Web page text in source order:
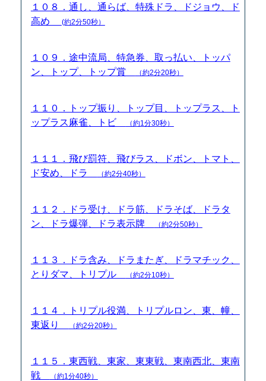
１０８．通し、通らば、特殊ドラ、ドジョウ、ド
高め
(約2分50秒）
１０９．途中流局、特急券、取っ払い、トッパ
ン、トップ、トップ賞
（約2分20秒）
１１０．トップ振り、トップ目、トップラス、ト
ップラス麻雀、トビ
（約1分30秒）
１１１．飛び罰符、飛びラス、ドボン、トマト、
ド安め、ドラ
（約2分40秒）
１１２．ドラ受け、ドラ筋、ドラそば、ドラタ
ン、ドラ爆弾、ドラ表示牌
（約2分50秒）
１１３．ドラ含み、ドラまたぎ、ドラマチック、
とりダマ、トリプル
（約2分10秒）
１１４．トリプル役満、トリプルロン、東、幢、
東返り
（約2分20秒）
１１５．東西戦、東家、東東戦、東南西北、東南
戦
（約1分40秒）